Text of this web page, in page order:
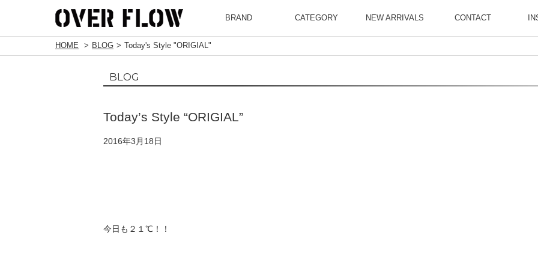
BRAND CATEGORY NEW ARRIVALS CONTACT
HOME BLOG Today's Style "ORIGIAL"
BLOG
Today’s Style “ORIGIAL”
2016年3月18日
今日も２１℃！！